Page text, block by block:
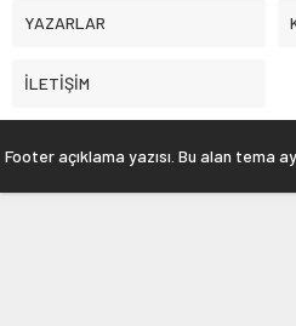
YAZARLAR
İLETİŞİM
Footer açıklama yazısı. Bu alan tema